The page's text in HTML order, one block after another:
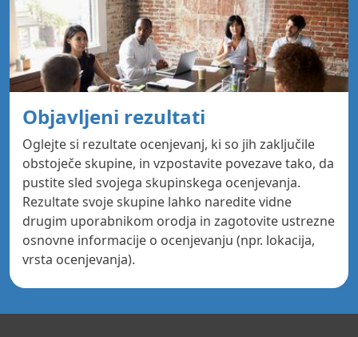
Objavljeni rezultati
Oglejte si rezultate ocenjevanj, ki so jih zaključile
obstoječe skupine, in vzpostavite povezave tako, da
pustite sled svojega skupinskega ocenjevanja.
Rezultate svoje skupine lahko naredite vidne
drugim uporabnikom orodja in zagotovite ustrezne
osnovne informacije o ocenjevanju (npr. lokacija,
vrsta ocenjevanja).